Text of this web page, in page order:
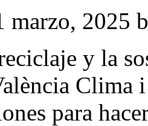
marzo, 2025
y la
Clima
para